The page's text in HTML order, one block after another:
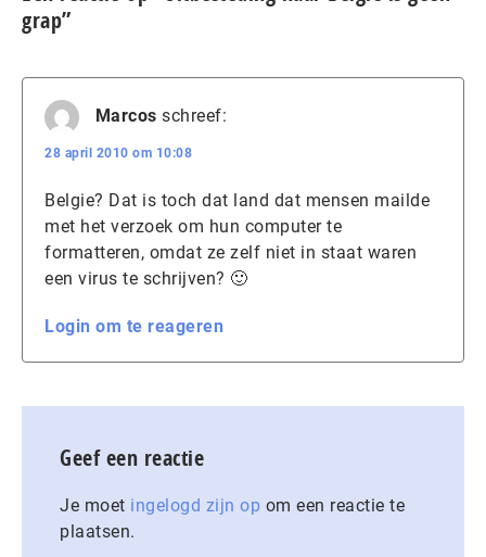
grap”
Marcos schreef:
28 april 2010 om 10:08
Belgie? Dat is toch dat land dat mensen mailde
met het verzoek om hun computer te
formatteren, omdat ze zelf niet in staat waren
een virus te schrijven? 🙂
Login om te reageren
Geef een reactie
Je moet ingelogd zijn op om een reactie te
plaatsen.